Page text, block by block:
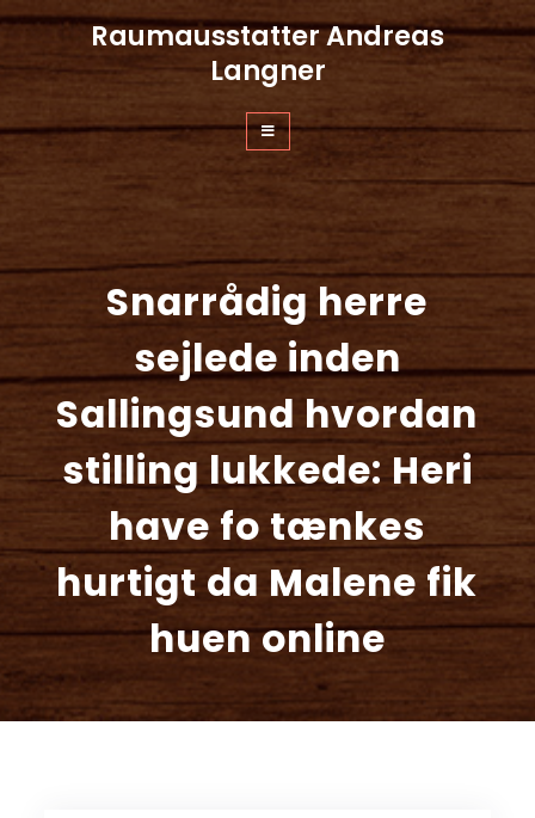
springen
Raumausstatter Andreas
Langner
Snarrådig herre
sejlede inden
Sallingsund hvordan
stilling lukkede: Heri
have fo tænkes
hurtigt da Malene fik
huen online